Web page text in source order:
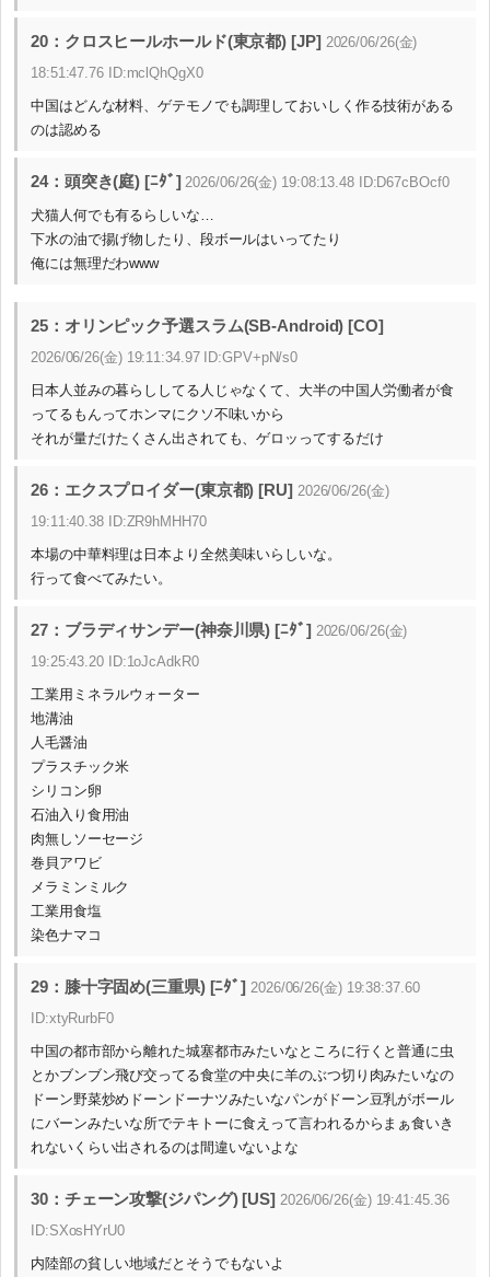
20：クロスヒールホールド(東京都) [JP] 2026/06/26(金)
18:51:47.76 ID:mclQhQgX0
中国はどんな材料、ゲテモノでも調理しておいしく作る技術がある
のは認める
24：頭突き(庭) [ﾆﾀﾞ] 2026/06/26(金) 19:08:13.48 ID:D67cBOcf0
犬猫人何でも有るらしいな…
下水の油で揚げ物したり、段ボールはいってたり
俺には無理だわwww
25：オリンピック予選スラム(SB-Android) [CO]
2026/06/26(金) 19:11:34.97 ID:GPV+pN/s0
日本人並みの暮らししてる人じゃなくて、大半の中国人労働者が食
ってるもんってホンマにクソ不味いから
それが量だけたくさん出されても、ゲロッってするだけ
26：エクスプロイダー(東京都) [RU] 2026/06/26(金)
19:11:40.38 ID:ZR9hMHH70
本場の中華料理は日本より全然美味いらしいな。
行って食べてみたい。
27：ブラディサンデー(神奈川県) [ﾆﾀﾞ] 2026/06/26(金)
19:25:43.20 ID:1oJcAdkR0
工業用ミネラルウォーター
地溝油
人毛醤油
プラスチック米
シリコン卵
石油入り食用油
肉無しソーセージ
巻貝アワビ
メラミンミルク
工業用食塩
染色ナマコ
29：膝十字固め(三重県) [ﾆﾀﾞ] 2026/06/26(金) 19:38:37.60
ID:xtyRurbF0
中国の都市部から離れた城塞都市みたいなところに行くと普通に虫
とかブンブン飛び交ってる食堂の中央に羊のぶつ切り肉みたいなの
ドーン野菜炒めドーンドーナツみたいなパンがドーン豆乳がボール
にバーンみたいな所でテキトーに食えって言われるからまぁ食いき
れないくらい出されるのは間違いないよな
30：チェーン攻撃(ジパング) [US] 2026/06/26(金) 19:41:45.36
ID:SXosHYrU0
内陸部の貧しい地域だとそうでもないよ